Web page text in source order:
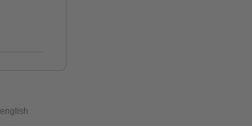
english